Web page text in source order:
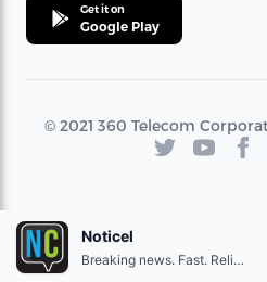
Get it on
Google Play
© 2021 360 Telecom
Noticel
Breaking news. Fast. Reliable.